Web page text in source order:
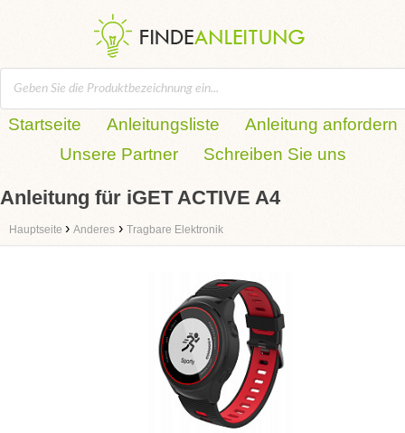
Startseite Anleitungsliste
Anleitung anfordern
Unsere Partner
Schreiben Sie uns
Anleitung für iGET ACTIVE A4
Hauptseite › Anderes › Tragbare Elektronik